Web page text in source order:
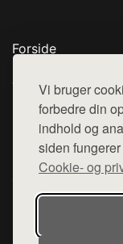
Vi bruger
forbedre din
indhold og
siden
Cookie- og
Forside
Top Rabatter
Blog
Kontakt
Denne side er en
hjemmesider med